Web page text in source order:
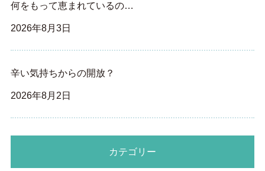
何をもって恵まれているの…
2026年8月3日
辛い気持ちからの開放？
2026年8月2日
カテゴリー